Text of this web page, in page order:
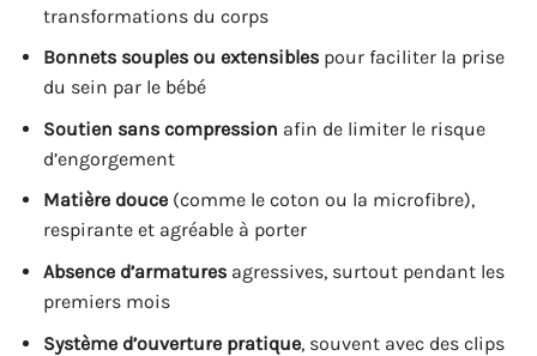
transformations du corps
Bonnets souples ou extensiblespour faciliter la prise
du sein par le bébé
Soutien sans compression afin de limiter le risque
d’engorgement
Matière douce(comme le coton ou la microfibre),
respirante et agréable à porter
Absence d’armaturesagressives, surtout pendant les
premiers mois
Système d’ouverture pratique, souvent avec des clips